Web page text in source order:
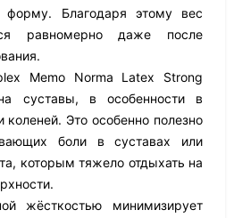
форму. Благодаря этому вес
равномерно даже после
Memo Norma Latex Strong
суставы, в особенности в
коленей. Это особенно полезно
боли в суставах или
которым тяжело отдыхать на
жёсткостью минимизирует